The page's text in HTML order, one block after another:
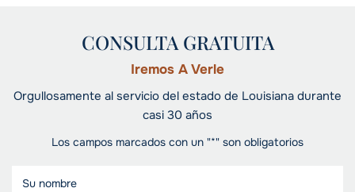
CONSULTA GRATUITA
Iremos A Verle
Orgullosamente al servicio del estado de Louisiana durante
casi 30 años
Los campos marcados con un "*" son obligatorios